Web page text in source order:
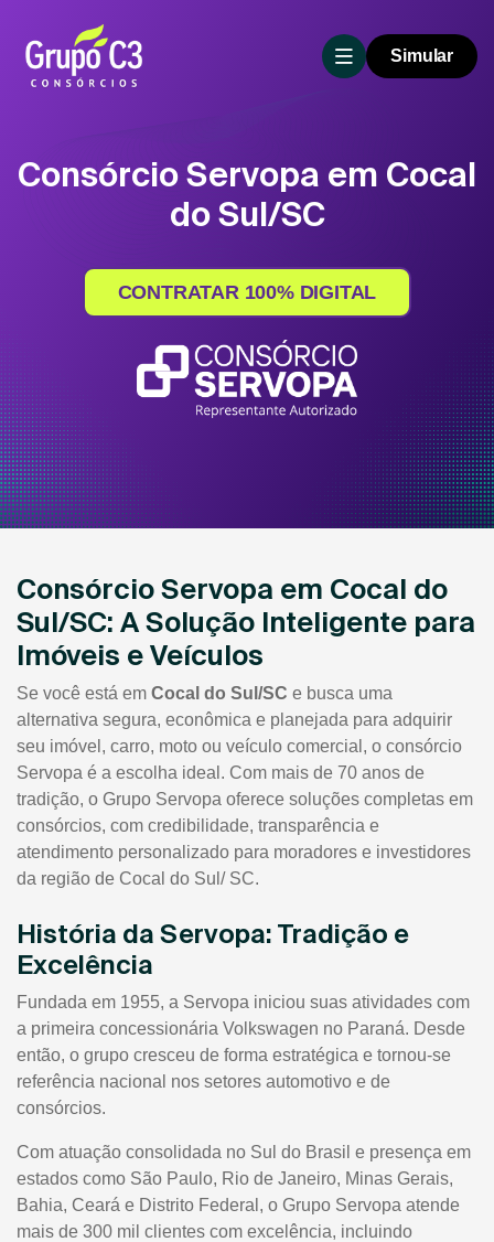
Simular
Consórcio Servopa em Cocal
do Sul/SC
CONTRATAR 100% DIGITAL
Consórcio Servopa em Cocal do
Sul/SC: A Solução Inteligente para
Imóveis e Veículos
Se você está em Cocal do Sul/SC e busca uma
alternativa segura, econômica e planejada para adquirir
seu imóvel, carro, moto ou veículo comercial, o consórcio
Servopa é a escolha ideal. Com mais de 70 anos de
tradição, o Grupo Servopa oferece soluções completas em
consórcios, com credibilidade, transparência e
atendimento personalizado para moradores e investidores
da região de Cocal do Sul/ SC.
História da Servopa: Tradição e
Excelência
Fundada em 1955, a Servopa iniciou suas atividades com
a primeira concessionária Volkswagen no Paraná. Desde
então, o grupo cresceu de forma estratégica e tornou-se
referência nacional nos setores automotivo e de
consórcios.
Com atuação consolidada no Sul do Brasil e presença em
estados como São Paulo, Rio de Janeiro, Minas Gerais,
Bahia, Ceará e Distrito Federal, o Grupo Servopa atende
mais de 300 mil clientes com excelência, incluindo